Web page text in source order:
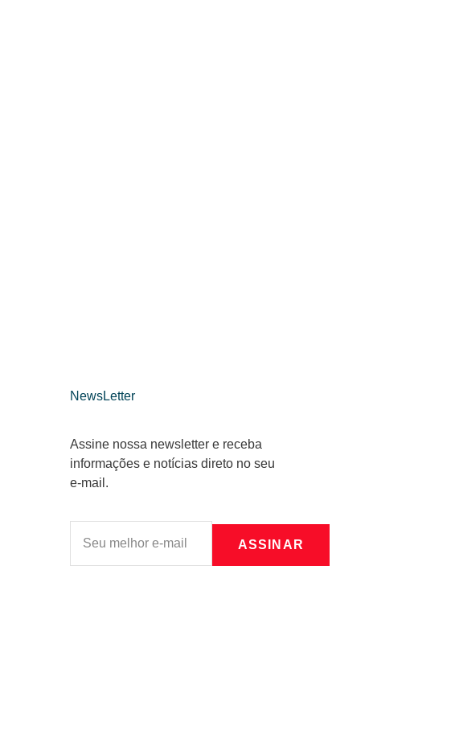
NewsLetter
Assine nossa newsletter e receba
informações e notícias direto no seu
e-mail.
ASSINAR